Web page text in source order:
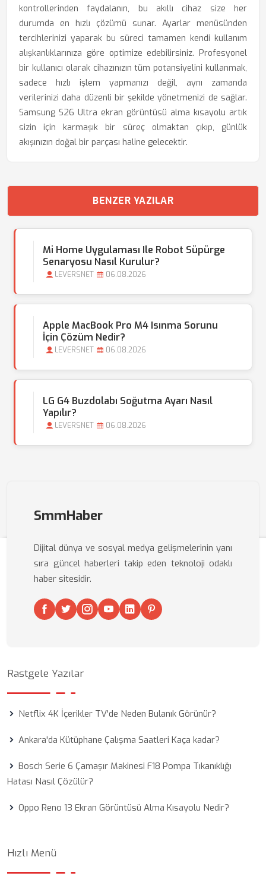
kontrollerinden faydalanın, bu akıllı cihaz size her
durumda en hızlı çözümü sunar. Ayarlar menüsünden
tercihlerinizi yaparak bu süreci tamamen kendi kullanım
alışkanlıklarınıza göre optimize edebilirsiniz. Profesyonel
bir kullanıcı olarak cihazınızın tüm potansiyelini kullanmak,
sadece hızlı işlem yapmanızı değil, aynı zamanda
verilerinizi daha düzenli bir şekilde yönetmenizi de sağlar.
Samsung S26 Ultra ekran görüntüsü alma kısayolu artık
sizin için karmaşık bir süreç olmaktan çıkıp, günlük
akışınızın doğal bir parçası haline gelecektir.
BENZER YAZILAR
Mi Home Uygulaması Ile Robot Süpürge
Senaryosu Nasıl Kurulur?
LEVERSNET 06.08.2026
Apple MacBook Pro M4 Isınma Sorunu
İçin Çözüm Nedir?
LEVERSNET 06.08.2026
LG G4 Buzdolabı Soğutma Ayarı Nasıl
Yapılır?
LEVERSNET 06.08.2026
SmmHaber
Dijital dünya ve sosyal medya gelişmelerinin yanı
sıra güncel haberleri takip eden teknoloji odaklı
haber sitesidir.
Rastgele Yazılar
Netflix 4K İçerikler TV'de Neden Bulanık Görünür?
Ankara'da Kütüphane Çalışma Saatleri Kaça kadar?
Bosch Serie 6 Çamaşır Makinesi F18 Pompa Tıkanıklığı
Hatası Nasıl Çözülür?
Oppo Reno 13 Ekran Görüntüsü Alma Kısayolu Nedir?
Hızlı Menü